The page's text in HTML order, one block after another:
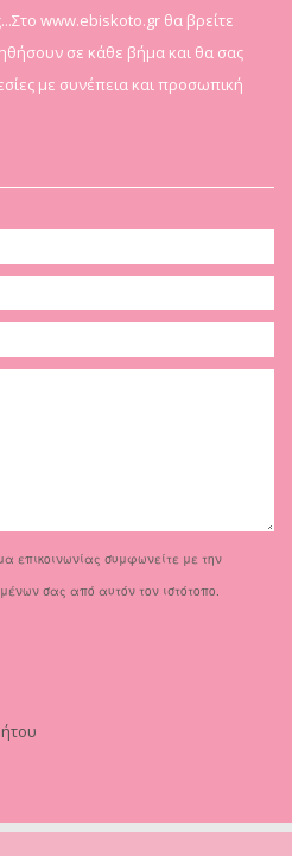
www.ebiskoto.gr θα βρείτε
σε κάθε βήμα και θα σας
με συνέπεια και προσωπική
επικοινωνίας συμφωνείτε με την
σας από αυτόν τον ιστότοπο.